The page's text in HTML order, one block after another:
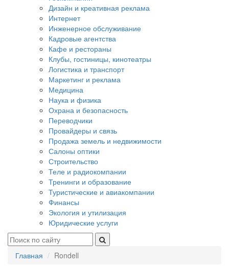
Дизайн и креативная реклама
Интернет
Инженерное обслуживание
Кадровые агентства
Кафе и рестораны
Клубы, гостиницы, кинотеатры
Логистика и транспорт
Маркетинг и реклама
Медицина
Наука и физика
Охрана и безопасность
Переводчики
Провайдеры и связь
Продажа земель и недвижимости
Салоны оптики
Строительство
Теле и радиокомпании
Тренинги и образование
Туристические и авиакомпании
Финансы
Экология и утилизация
Юридические услуги
Главная Rondell